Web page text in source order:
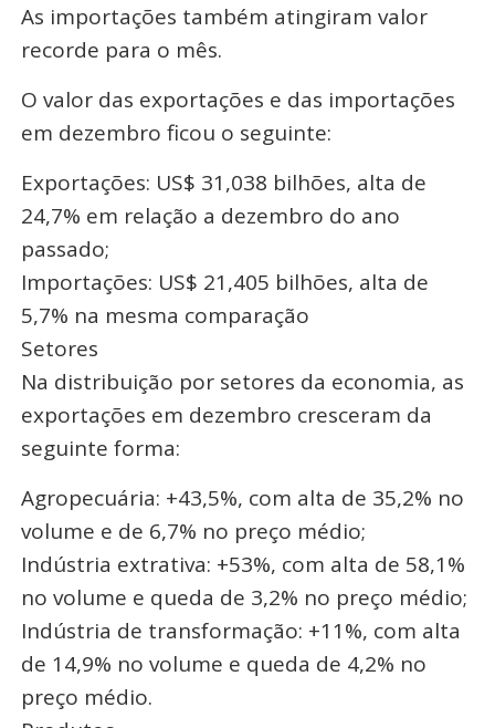
As importações também atingiram valor
recorde para o mês.
O valor das exportações e das importações
em dezembro ficou o seguinte:
Exportações: US$ 31,038 bilhões, alta de
24,7% em relação a dezembro do ano
passado;
Importações: US$ 21,405 bilhões, alta de
5,7% na mesma comparação
Setores
Na distribuição por setores da economia, as
exportações em dezembro cresceram da
seguinte forma:
Agropecuária: +43,5%, com alta de 35,2% no
volume e de 6,7% no preço médio;
Indústria extrativa: +53%, com alta de 58,1%
no volume e queda de 3,2% no preço médio;
Indústria de transformação: +11%, com alta
de 14,9% no volume e queda de 4,2% no
preço médio.